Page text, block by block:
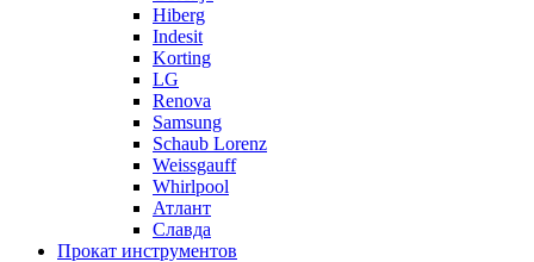
Hiberg
Indesit
Korting
LG
Renova
Samsung
Schaub Lorenz
Weissgauff
Whirlpool
Атлант
Славда
Прокат инструментов